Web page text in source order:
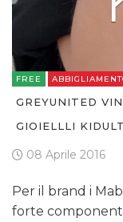
FREE
GREYUNITED
GIOIELLLI KIDULT
08 Aprile 2016
Per il brand i
forte